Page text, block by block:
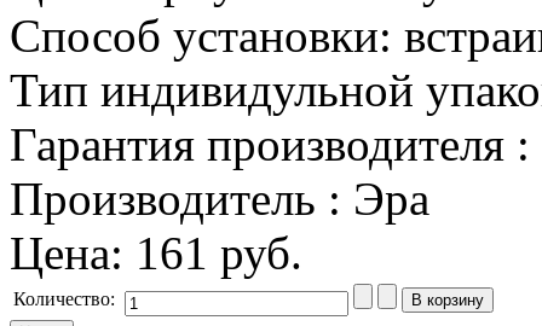
Способ установки:
Тип индивидульной
Гарантия производителя :
Производитель : Эра
Цена: 161 руб.
Количество: